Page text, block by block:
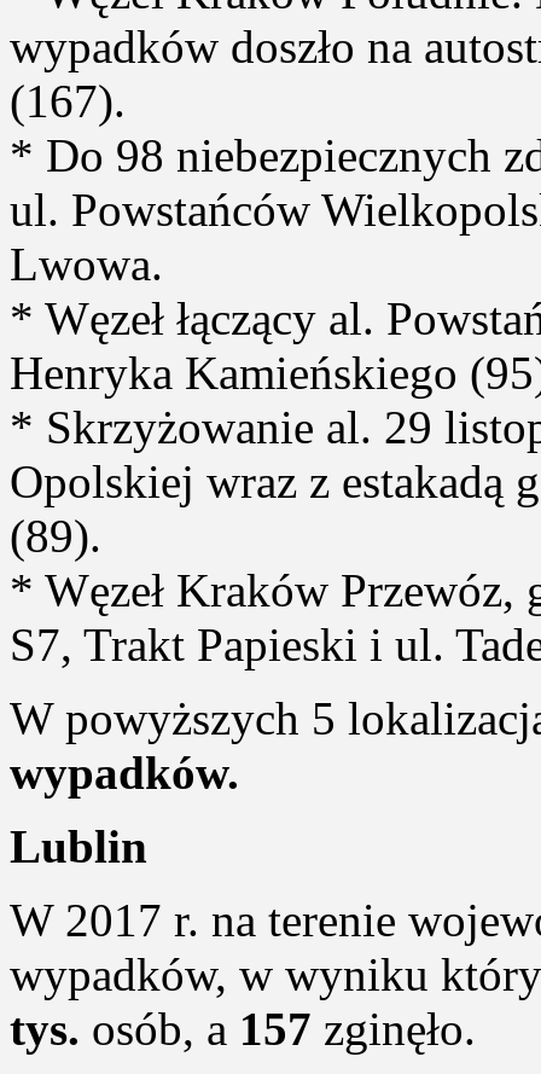
wypadków doszło na
(167).
* Do 98 niebezpiecznych
ul. Powstańców
Lwowa.
* Węzeł łączący al.
Henryka Kamieńskiego
* Skrzyżowanie al. 29
Opolskiej wraz z estakadą
(89).
* Węzeł Kraków Przewóz,
S7, Trakt Papieski i ul.
W powyższych 5
wypadków.
Lublin
W 2017 r. na terenie
wypadków, w wyniku
tys. osób, a 157 zginęło.